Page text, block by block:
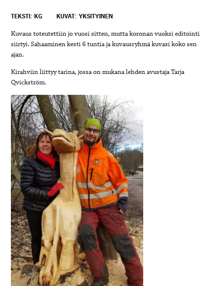
TEKSTI: KG KUVAT: YKSITYINEN
Kuvaus toteutettiin jo vuosi sitten, mutta koronan vuoksi editointi
siirtyi. Sahaaminen kesti 6 tuntia ja kuvausryhmä kuvasi koko sen
ajan.
Kirahviin liittyy tarina, jossa on mukana lehden avustaja Tarja
Qvickström.